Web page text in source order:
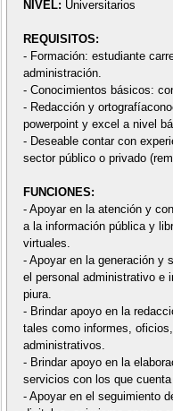
NIVEL: Universitarios
REQUISITOS:
- Formación: estudiante
administración.
- Conocimientos básicos:
- Redacción y
powerpoint y excel a nivel
- Deseable contar con
sector público o privado
FUNCIONES:
- Apoyar en la atención y
a la información pública y
virtuales.
- Apoyar en la generación y
el personal administrativo e
piura.
- Brindar apoyo en la
tales como informes,
administrativos.
- Brindar apoyo en la
servicios con los que
- Apoyar en el seguimiento